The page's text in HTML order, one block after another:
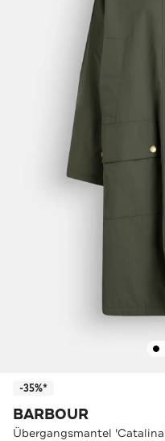
-35%*
BARBOUR
Übergangsmantel